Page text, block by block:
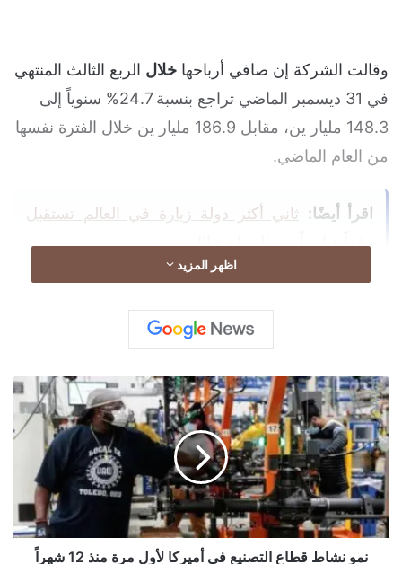
وقالت الشركة إن صافي أرباحها خلال الربع الثالث المنتهي
في 31 ديسمبر الماضي تراجع بنسبة 24.7% سنوياً إلى
148.3 مليار ين، مقابل 186.9 مليار ين خلال الفترة نفسها
من العام الماضي.
اقرأ أيضًا: ثاني أكثر دولة زيارة في العالم تستقبل
رقماً قياسياً من السياح خلال يونيو
في المقابل زادت مبيعات الشركة خلال الربع الثالث إلى
3.17 تريليون ين مقابل 3.02 تريليون خلال الفترة نفسها
من العام المالي الماضي، وفقاً لوكالة الأنباءالألمانية“د ب
أ”.
(function()
{try{if(document.getElementById&&document.ge
tElementById(‘wpadminbar’))return;var t0=+new
اظهر المزيد
ن
م
و
ن
ش
ا
ط
ق
ط
نمو نشاط قطاع التصنيع في أميركا لأول مرة منذ 12 شهراً